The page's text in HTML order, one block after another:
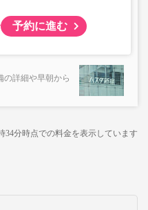
予約に進む
の詳細や早朝から
34分時点での料金を表示しています